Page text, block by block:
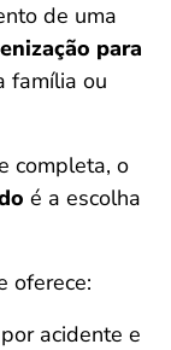
de uma
para
família ou
completa, o
é a escolha
oferece:
acidente e